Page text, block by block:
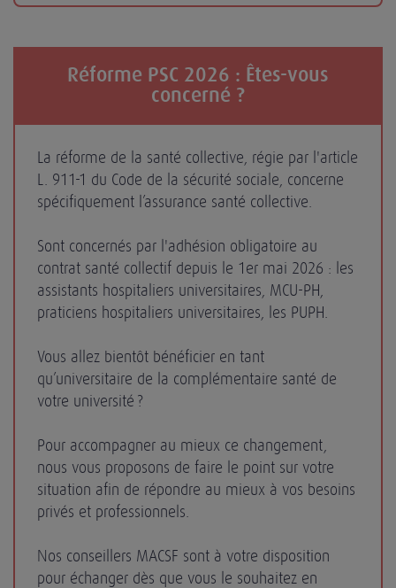
Réforme PSC 2026 : Êtes-vous
concerné ?
La réforme de la santé collective, régie par l'article
L. 911-1 du Code de la sécurité sociale, concerne
spécifiquement l’assurance santé collective.
Sont concernés par l'adhésion obligatoire au
contrat santé collectif depuis le 1er mai 2026 : les
assistants hospitaliers universitaires, MCU-PH,
praticiens hospitaliers universitaires, les PUPH.
Vous allez bientôt bénéficier en tant
qu’universitaire de la complémentaire santé de
votre université ?
Pour accompagner au mieux ce changement,
nous vous proposons de faire le point sur votre
situation afin de répondre au mieux à vos besoins
privés et professionnels.
Nos conseillers MACSF sont à votre disposition
pour échanger dès que vous le souhaitez en